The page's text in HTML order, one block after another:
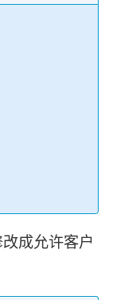
成允许客户